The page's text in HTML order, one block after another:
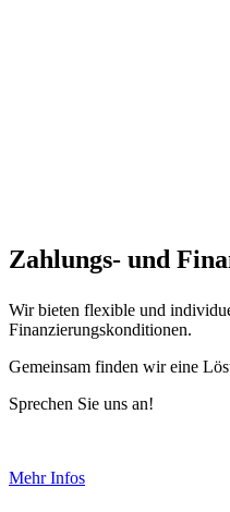
Zahlungs- und
Wir bieten flexible und
Finanzierungskonditionen.
Gemeinsam finden wir eine
Sprechen Sie uns an!
Mehr Infos